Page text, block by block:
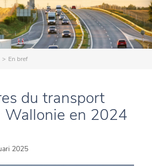
En bref
du transport
Wallonie en 2024
2025